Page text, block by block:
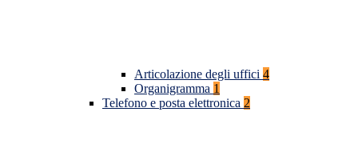
Articolazione degli uffici 4
Organigramma 1
Telefono e posta elettronica 2